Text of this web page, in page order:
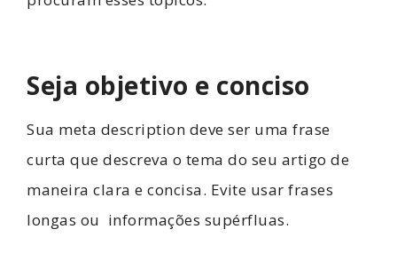
Seja objetivo e conciso
Sua meta description deve ser uma frase
curta que descreva o tema do seu artigo de
maneira clara e concisa. Evite usar frases
longas ou informações supérfluas.